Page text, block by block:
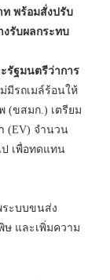
ท พร้อมสั่งปรับ
งรับผลกระทบ
รัฐมนตรีว่าการ
ม่มีรถเมล์ร้อนให้
(ขสมก.) เตรียม
(EV) จำนวน
ป เพื่อทดแทน
ระบบขนส่ง
และเพิ่มความ